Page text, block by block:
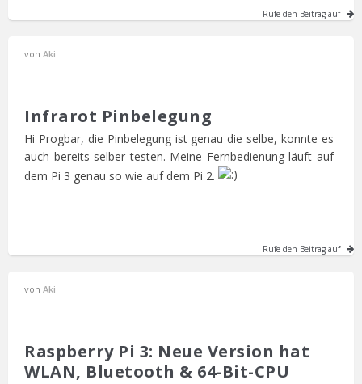
Rufe den Beitrag auf
von Aki
Infrarot Pinbelegung
Hi Progbar, die Pinbelegung ist genau die selbe, konnte es
auch bereits selber testen. Meine Fernbedienung läuft auf
dem Pi 3 genau so wie auf dem Pi 2.
Rufe den Beitrag auf
von Aki
Raspberry Pi 3: Neue Version hat
WLAN, Bluetooth & 64-Bit-CPU